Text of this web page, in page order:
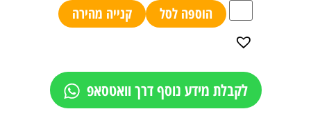
הוספה לסל קנייה מהירה
לקבלת מידע נוסף דרך וואטסאפ